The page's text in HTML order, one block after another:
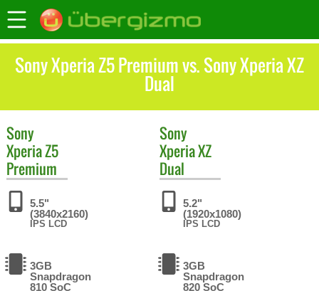
Sony Xperia Z5 Premium vs. Sony Xperia XZ
Dual
Sony
Xperia Z5
Premium
5.5"
(3840x2160)
IPS LCD
3GB
Snapdragon
810 SoC
Sony
Xperia XZ
Dual
5.2"
(1920x1080)
IPS LCD
3GB
Snapdragon
820 SoC